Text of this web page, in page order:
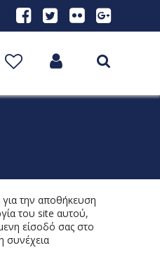
την αποθήκευση
του site αυτού,
είσοδό σας στο
συνέχεια